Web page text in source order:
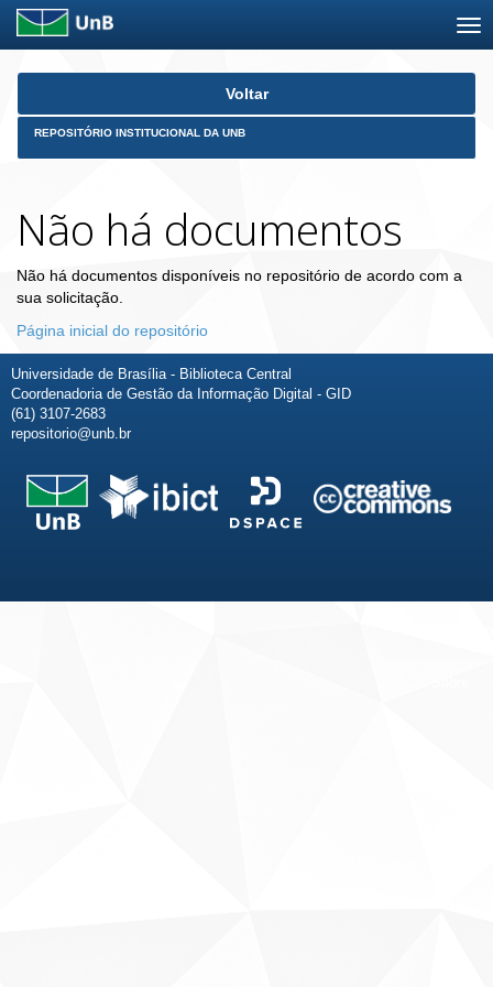
Skip
Voltar
REPOSITÓRIO INSTITUCIONAL DA UNB
Não há documentos
Não há documentos disponíveis no repositório de acordo com a
sua solicitação.
Página inicial do repositório
Universidade de Brasília - Biblioteca Central
Coordenadoria de Gestão da Informação Digital - GID
(61) 3107-2683
repositorio@unb.br